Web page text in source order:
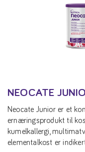
NEOCATE
Neocate Junior er et
ernæringsprodukt til
kumelkallergi,
elementalkost er